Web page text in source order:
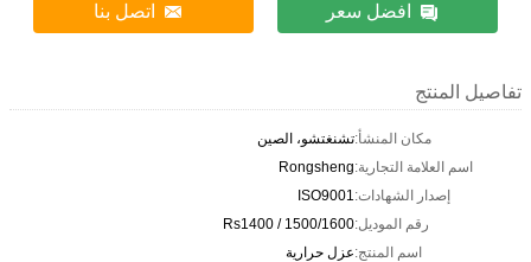
افضل سعر اتصل بنا
تفاصيل المنتج
مكان المنشأ:تشنغتشو، الصين
اسم العلامة التجارية:Rongsheng
إصدار الشهادات:ISO9001
رقم الموديل:Rs1400 / 1500/1600
اسم المنتج:عزل حرارية